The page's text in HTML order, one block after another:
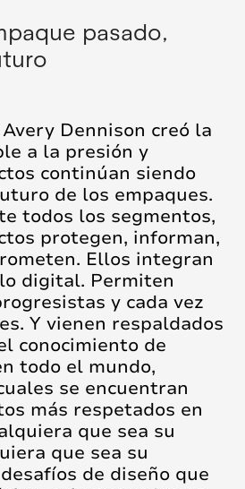
pasado,
Dennison creó la
a la presión y
continúan siendo
de los empaques.
todos los segmentos,
protegen, informan,
Ellos integran
digital. Permiten
y cada vez
Y vienen respaldados
conocimiento de
todo el mundo,
se encuentran
más respetados en
que sea su
que sea su
de diseño que